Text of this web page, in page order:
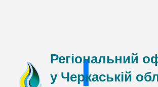
Регіональний
у Черкаській